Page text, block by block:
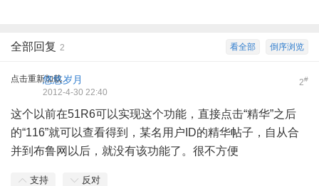
倒序浏览
看全部
全部回复 2
点击重新加载 2#
悠悠岁月
2012-4-30 22:40
这个以前在51R6可以实现这个功能，直接点击“精华”之后
的“116”就可以查看得到，某名用户ID的精华帖子，自从合
并到布鲁网以后，就没有该功能了。很不方便
支持 反对